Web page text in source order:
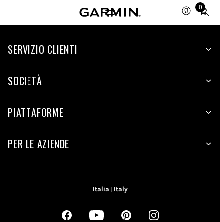
0
Total
items
cart:
SERVIZIO CLIENTI
SOCIETÀ
PIATTAFORME
PER LE AZIENDE
Italia | Italy